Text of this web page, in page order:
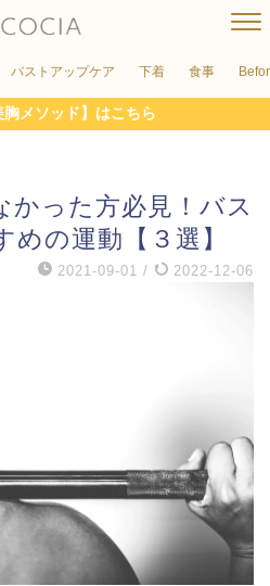
バストアップケア 下着 食事
メソッド】はこちら
かった方必見！バス
めの運動【３選】
2021-09-01 / 2022-12-06